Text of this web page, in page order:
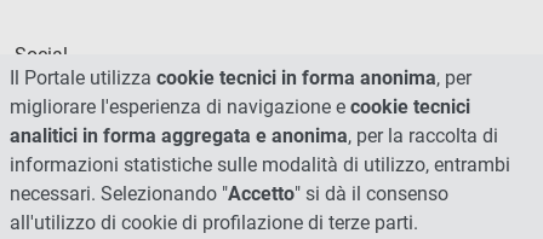
Social
Il Portale utilizza cookie tecnici in forma anonima, per
migliorare l'esperienza di navigazione e cookie tecnici
analitici in forma aggregata e anonima, per la raccolta di
informazioni statistiche sulle modalità di utilizzo, entrambi
necessari. Selezionando "Accetto" si dà il consenso
all'utilizzo di cookie di profilazione di terze parti.